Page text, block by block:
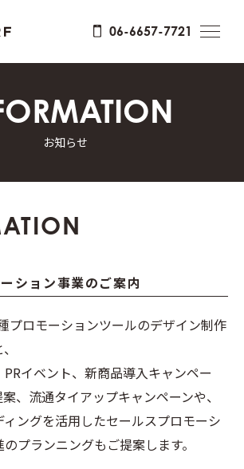
06-6657-7721
お知らせ
ション事業のご案内
プロモーションツールのデザイン制作
イベント、新商品導入キャンペー
、流通タイアップキャンペーンや、
ングを活用したセールスプロモーシ
プランニングもご提案します。